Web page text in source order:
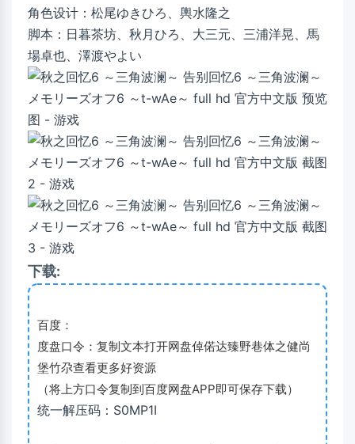
角色设计：松尾ゆきひろ、輿水隆之
脚本：日暮茶坊、秋月ひろ、大三元、三浦洋晃、馬
場卓也、澤渡やよい
下载:
百度：
度盘口令：复制文本打开网盘倬偌达臻野巷体之健尚
堡竹尕查看更多好资源
（将上方口令复制到百度网盘APP即可保存下载）
统一解压码：S0MP1I